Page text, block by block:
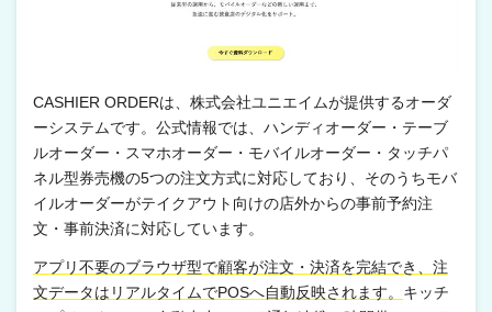
CASHIER ORDERは、株式会社ユニエイムが提供するオーダ
ーシステムです。公式情報では、ハンディオーダー・テーブ
ルオーダー・スマホオーダー・モバイルオーダー・タッチパ
ネル型券売機の5つの注文方式に対応しており、そのうちモバ
イルオーダーがテイクアウト向けの店外からの事前予約注
文・事前決済に対応しています。
アプリ不要のブラウザ型で顧客が注文・決済を完結でき、注
文データはリアルタイムでPOSへ自動反映されます。 キッチ